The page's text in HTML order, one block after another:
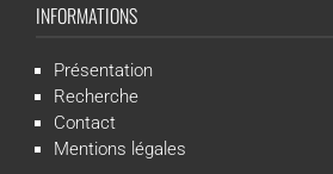
INFORMATIONS
Présentation
Recherche
Contact
Mentions légales